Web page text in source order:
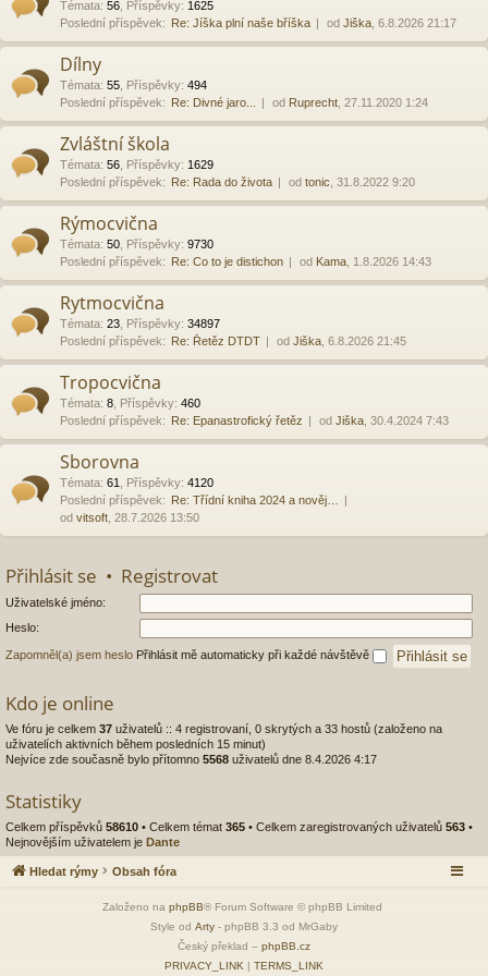
Témata: 56 Příspěvky: 1625
Poslední příspěvek: Re: Jíška plní naše bříška od Jiška , 6.8.2026 21:17
Dílny
Témata: 55 Příspěvky: 494
Poslední příspěvek: Re: Divné jaro... od Ruprecht , 27.11.2020 1:24
Zvláštní škola
Témata: 56 Příspěvky: 1629
Poslední příspěvek: Re: Rada do života od tonic , 31.8.2022 9:20
Rýmocvična
Témata: 50 Příspěvky: 9730
Poslední příspěvek: Re: Co to je distichon od Kama , 1.8.2026 14:43
Rytmocvična
Témata: 23 Příspěvky: 34897
Poslední příspěvek: Re: Řetěz DTDT od Jiška , 6.8.2026 21:45
Tropocvična
Témata: 8 Příspěvky: 460
Poslední příspěvek: Re: Epanastrofický řetěz od Jiška , 30.4.2024 7:43
Sborovna
Témata: 61 Příspěvky: 4120
Poslední příspěvek: Re: Třídní kniha 2024 a nověj…
od vitsoft , 28.7.2026 13:50
Přihlásit se • Registrovat
Uživatelské jméno:
Heslo:
Zapomněl(a) jsem heslo Přihlásit mě automaticky při každé návštěvě
Kdo je online
Ve fóru je celkem 37 uživatelů :: 4 registrovaní, 0 skrytých a 33 hostů (založeno na
uživatelích aktivních během posledních 15 minut)
Nejvíce zde současně bylo přítomno 5568 uživatelů dne 8.4.2026 4:17
Statistiky
Celkem příspěvků 58610 • Celkem témat 365 • Celkem zaregistrovaných uživatelů 563 •
Nejnovějším uživatelem je Dante
Hledat rýmy Obsah fóra
Založeno na phpBB® Forum Software © phpBB Limited
Style od Arty - phpBB 3.3 od MrGaby
Český překlad – phpBB.cz
PRIVACY_LINK | TERMS_LINK